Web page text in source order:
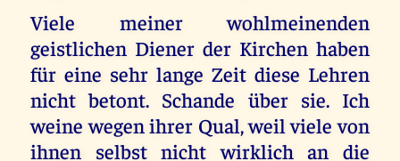
Viele meiner wohlmeinenden
geistlichen Diener der Kirchen haben
für eine sehr lange Zeit diese Lehren
nicht betont. Schande über sie. Ich
weine wegen ihrer Qual, weil viele von
ihnen selbst nicht wirklich an die